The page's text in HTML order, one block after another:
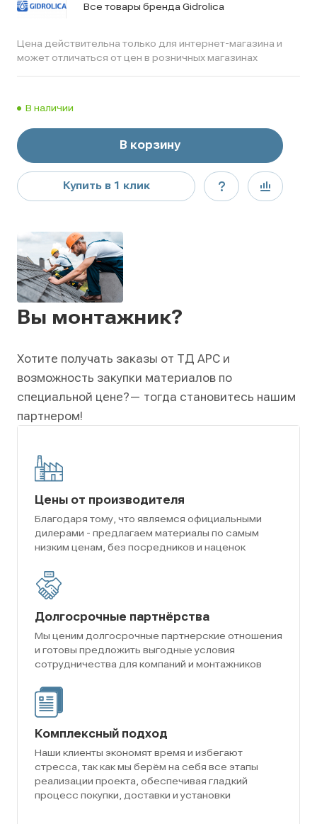
Все товары бренда Gidrolica
Цена действительна только для интернет-магазина и
может отличаться от цен в розничных магазинах
В наличии
В корзину
Купить в 1 клик
Вы монтажник?
Хотите получать заказы от ТД АРС и
возможность закупки материалов по
специальной цене?— тогда становитесь нашим
партнером!
Цены от производителя
Благодаря тому, что являемся официальными
дилерами - предлагаем материалы по самым
низким ценам, без посредников и наценок
Долгосрочные партнёрства
Мы ценим долгосрочные партнерские отношения
и готовы предложить выгодные условия
сотрудничества для компаний и монтажников
Комплексный подход
Наши клиенты экономят время и избегают
стресса, так как мы берём на себя все этапы
реализации проекта, обеспечивая гладкий
процесс покупки, доставки и установки